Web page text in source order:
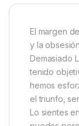
El margen
y la
Demasiado
tenido
hemos
el triunfo,
Lo sientes